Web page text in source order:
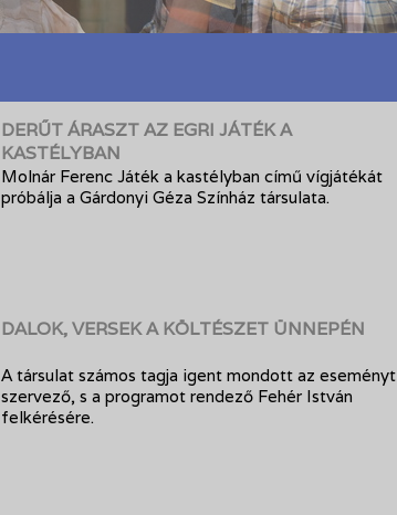
DERŰT ÁRASZT AZ EGRI JÁTÉK A
KASTÉLYBAN
Molnár Ferenc Játék a kastélyban című vígjátékát
próbálja a Gárdonyi Géza Színház társulata.
DALOK, VERSEK A KÖLTÉSZET ÜNNEPÉN
A társulat számos tagja igent mondott az eseményt
szervező, s a programot rendező Fehér István
felkérésére.